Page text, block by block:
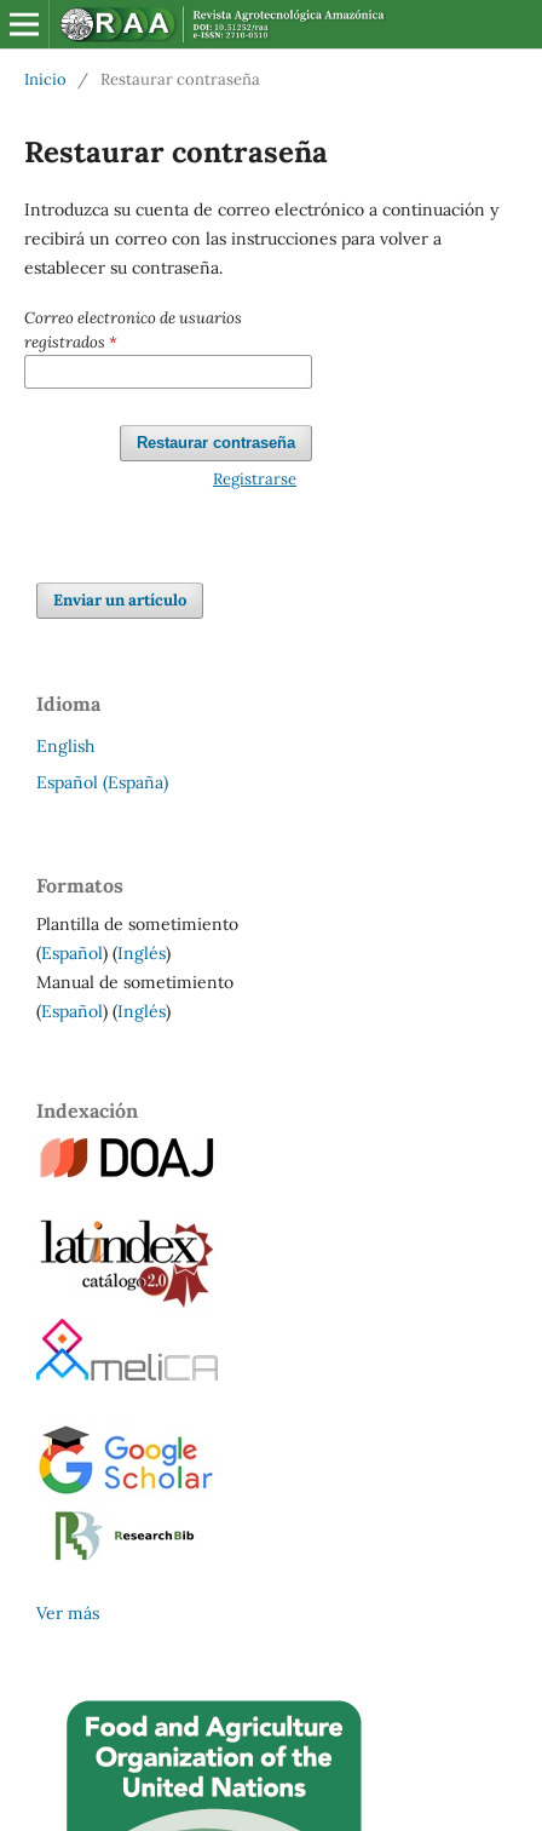
Inicio / Restaurar contraseña
Restaurar contraseña
Introduzca su cuenta de correo electrónico a continuación y
recibirá un correo con las instrucciones para volver a
establecer su contraseña.
Correo electronico de usuarios
registrados *
Restaurar contraseña
Registrarse
Enviar un artículo
Idioma
English
Español (España)
Formatos
Plantilla de sometimiento
(Español) (Inglés)
Manual de sometimiento
(Español) (Inglés)
Indexación
Ver más